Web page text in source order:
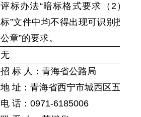
评标办法“暗标格式要求（2）构
标”文件中均不得出现可识别投标
公章”的要求。
无
招 标 人：青海省公路局
地 址：青海省西宁市城西区五四大
电 话：0971-6185006